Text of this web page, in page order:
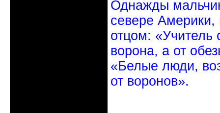
Однажды
севере
отцом: «Учитель
ворона, а от
«Белые люди,
от воронов».